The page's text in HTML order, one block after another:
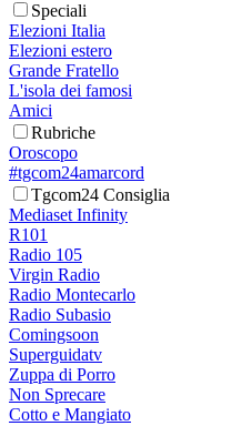
Speciali
Elezioni Italia
Elezioni estero
Grande Fratello
L'isola dei famosi
Amici
Rubriche
Oroscopo
#tgcom24amarcord
Tgcom24 Consiglia
Mediaset Infinity
R101
Radio 105
Virgin Radio
Radio Montecarlo
Radio Subasio
Comingsoon
Superguidatv
Zuppa di Porro
Non Sprecare
Cotto e Mangiato